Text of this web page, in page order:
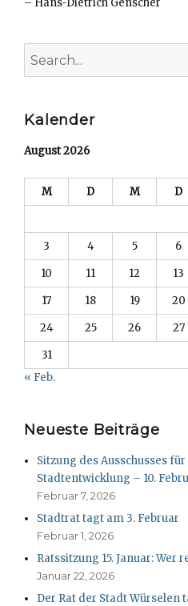
– Hans-Dietrich Genscher
for:
Kalender
August 2026
M D M D
3
4 5 6
10
11 12 13
17
18 19 20
24
25 26 27
31
« Feb.
Neueste Beiträge
Sitzung des Ausschusses
Stadtentwicklung – 10.
Februar 7, 2026
Stadtrat tagt am 3. Februar
Februar 1, 2026
Ratssitzung 15. Januar:
Januar 22, 2026
Der Rat der Stadt Würselen